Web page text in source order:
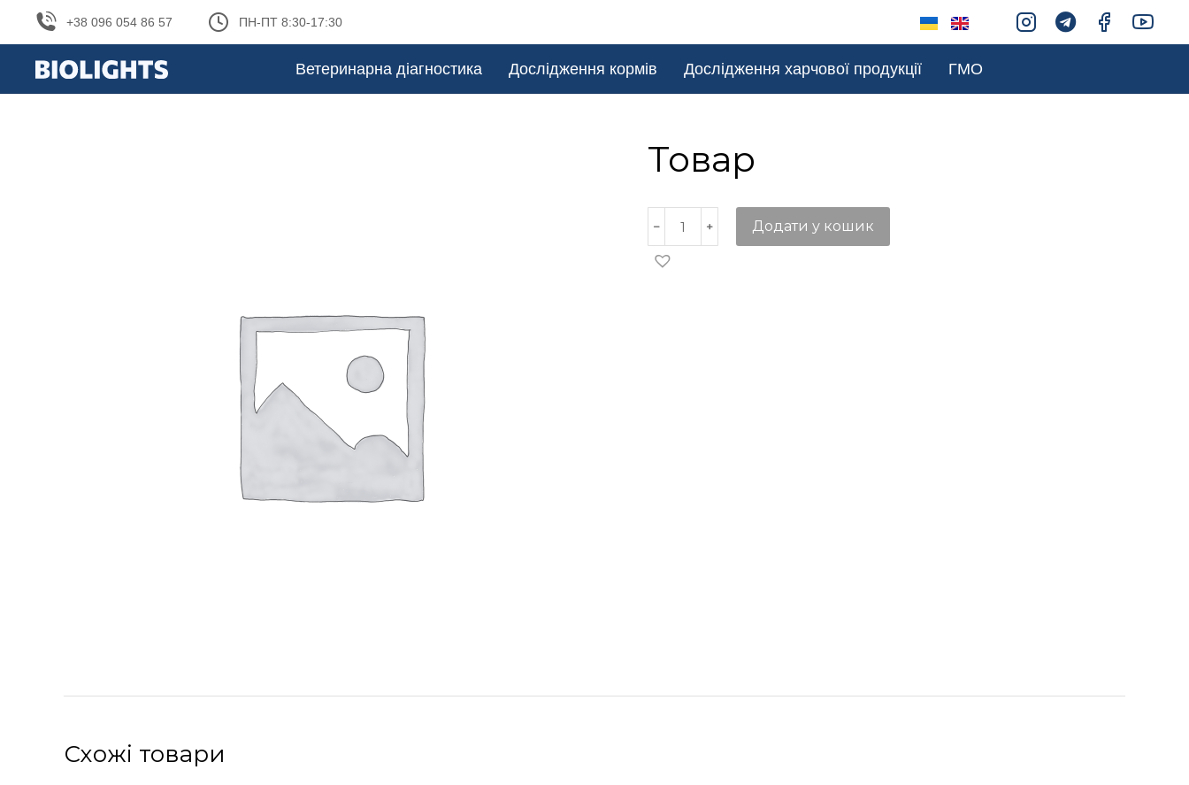
+38 096 054 86 57 ПН-ПТ 8:30-17:30
Ветеринарна діагностика Дослідження кормів Дослідження харчової продукції ГМО
Товар
Додати у кошик
Схожі товари